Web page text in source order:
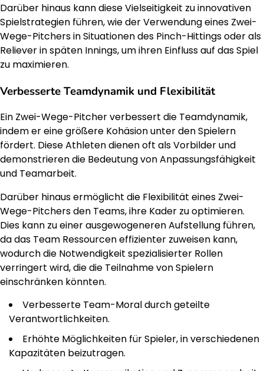
Darüber hinaus kann diese Vielseitigkeit zu innovativen
Spielstrategien führen, wie der Verwendung eines Zwei-
Wege-Pitchers in Situationen des Pinch-Hittings oder als
Reliever in späten Innings, um ihren Einfluss auf das Spiel
zu maximieren.
Verbesserte Teamdynamik und Flexibilität
Ein Zwei-Wege-Pitcher verbessert die Teamdynamik,
indem er eine größere Kohäsion unter den Spielern
fördert. Diese Athleten dienen oft als Vorbilder und
demonstrieren die Bedeutung von Anpassungsfähigkeit
und Teamarbeit.
Darüber hinaus ermöglicht die Flexibilität eines Zwei-
Wege-Pitchers den Teams, ihre Kader zu optimieren.
Dies kann zu einer ausgewogeneren Aufstellung führen,
da das Team Ressourcen effizienter zuweisen kann,
wodurch die Notwendigkeit spezialisierter Rollen
verringert wird, die die Teilnahme von Spielern
einschränken könnten.
Verbesserte Team-Moral durch geteilte
Verantwortlichkeiten.
Erhöhte Möglichkeiten für Spieler, in verschiedenen
Kapazitäten beizutragen.